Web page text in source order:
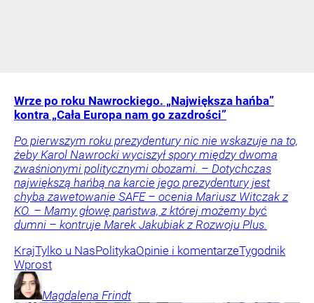
Wrze po roku Nawrockiego. „Największa hańba”
kontra „Cała Europa nam go zazdrości”
Po pierwszym roku prezydentury nic nie wskazuje na to,
żeby Karol Nawrocki wyciszył spory między dwoma
zwaśnionymi politycznymi obozami. – Dotychczas
największą hańbą na karcie jego prezydentury jest
chyba zawetowanie SAFE – ocenia Mariusz Witczak z
KO. – Mamy głowę państwa, z której możemy być
dumni – kontruje Marek Jakubiak z Rozwoju Plus.
KrajTylko u NasPolitykaOpinie i komentarzeTygodnik
Wprost
Magdalena Frindt